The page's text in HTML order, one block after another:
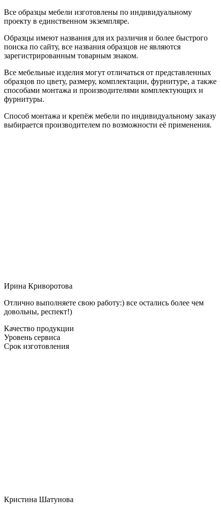
Все образцы мебели изготовлены по индивидуальному
проекту в единственном экземпляре.
Образцы имеют названия для их различия и более быстрого
поиска по сайту, все названия образцов не являются
зарегистрированным товарным знаком.
Все мебельные изделия могут отличаться от представленных
образцов по цвету, размеру, комплектации, фурнитуре, а также
способами монтажа и производителями комплектующих и
фурнитуры.
Способ монтажа и крепёж мебели по индивидуальному заказу
выбирается производителем по возможности её применения.
Ирина Криворотова
Отлично выполняете свою работу:) все остались более чем
довольны, респект!)
Качество продукции
Уровень сервиса
Срок изготовления
Кристина Шатунова